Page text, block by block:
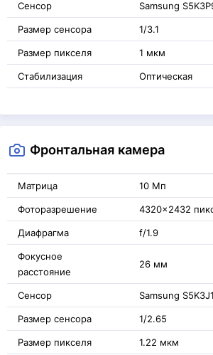
Сенсор Samsung
Размер сенсора 1/3.1
Размер пикселя 1 мкм
Стабилизация Оптическая
Фронтальная камера
Матрица 10 Мп
Фоторазрешение 4320x2432
Диафрагма f/1.9
Фокусное
расстояние
26 мм
Сенсор Samsung S5K3J1
Размер сенсора 1/2.65
Размер пикселя 1.22 мкм